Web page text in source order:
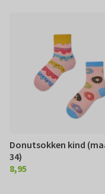
Donutsokken kind
34)
€ 8,95
8,95